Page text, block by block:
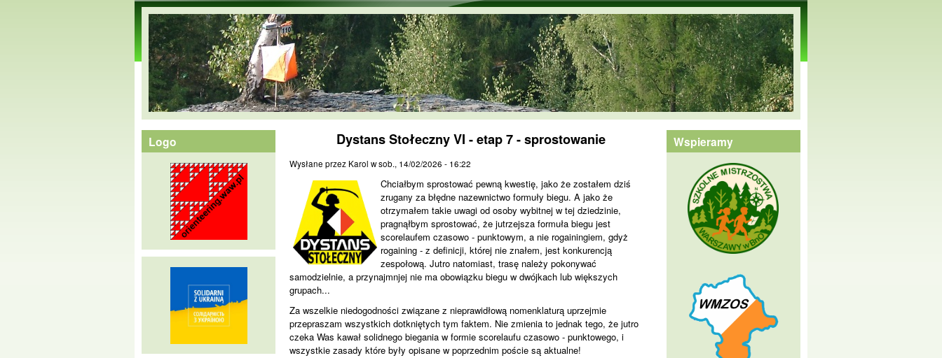
Przejdź do treści
orienteering.waw.pl
Dystans Stołeczny VI - etap 7 - sprostowanie
Wysłane przez Karol wsob., 14/02/2026 - 16:22
Chciałbym sprostować pewną kwestię, jako że zostałem dziś
zrugany za błędne nazewnictwo formuły biegu. A jako że
otrzymałem takie uwagi od osoby wybitnej w tej dziedzinie,
pragnąłbym sprostować, że jutrzejsza formuła biegu jest
scorelaufem czasowo - punktowym, a nie rogainingiem, gdyż
rogaining - z definicji, której nie znałem, jest konkurencją
zespołową. Jutro natomiast, trasę należy pokonywać
samodzielnie, a przynajmnjej nie ma obowiązku biegu w dwójkach lub większych
grupach...
Za wszelkie niedogodności związane z nieprawidłową nomenklaturą uprzejmie
przepraszam wszystkich dotkniętych tym faktem. Nie zmienia to jednak tego, że jutro
czeka Was kawał solidnego biegania w formie scorelaufu czasowo - punktowego, i
wszystkie zasady które były opisane w poprzednim poście są aktualne!
Logo Wspieramy